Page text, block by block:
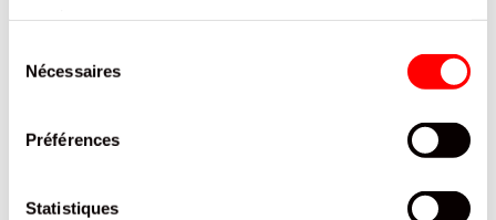
Nécessaires
Préférences
Statistiques
REF.8105589